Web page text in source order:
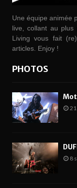
Une équipe animée
live, collant au plus
Living vous fait
articles. Enjoy !
PHOTOS
8